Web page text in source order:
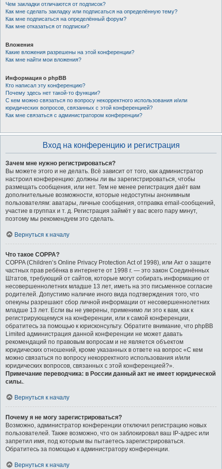
Чем закладки отличаются от подписок?
Как мне сделать закладку или подписаться на определённую тему?
Как мне подписаться на определённый форум?
Как мне отказаться от подписки?
Вложения
Какие вложения разрешены на этой конференции?
Как мне найти мои вложения?
Информация о phpBB
Кто написал эту конференцию?
Почему здесь нет такой-то функции?
С кем можно связаться по вопросу некорректного использования и/или
юридических вопросов, связанных с этой конференцией?
Как мне связаться с администратором конференции?
Вход на конференцию и регистрация
Зачем мне нужно регистрироваться?
Вы можете этого и не делать. Всё зависит от того, как администратор
настроил конференцию: должны ли вы зарегистрироваться, чтобы
размещать сообщения, или нет. Тем не менее регистрация даёт вам
дополнительные возможности, которые недоступны анонимным
пользователям: аватары, личные сообщения, отправка email-сообщений,
участие в группах и т. д. Регистрация займёт у вас всего пару минут,
поэтому мы рекомендуем это сделать.
Вернуться к началу
Что такое COPPA?
COPPA (Children’s Online Privacy Protection Act of 1998), или Акт о защите
частных прав ребёнка в интернете от 1998 г. — это закон Соединённых
Штатов, требующий от сайтов, которые могут собирать информацию от
несовершеннолетних младше 13 лет, иметь на это письменное согласие
родителей. Допустимо наличие иного вида подтверждения того, что
опекуны разрешают сбор личной информации от несовершеннолетних
младше 13 лет. Если вы не уверены, применимо ли это к вам, как к
регистрирующемуся на конференции, или к самой конференции,
обратитесь за помощью к юрисконсульту. Обратите внимание, что phpBB
Limited администрация данной конференции не может давать
рекомендаций по правовым вопросам и не является объектом
юридических отношений, кроме указанных в ответе на вопрос «С кем
можно связаться по вопросу некорректного использования и/или
юридических вопросов, связанных с этой конференцией?».
Примечание переводчика: в России данный акт не имеет юридической
силы..
Вернуться к началу
Почему я не могу зарегистрироваться?
Возможно, администратор конференции отключил регистрацию новых
пользователей. Также возможно, что он заблокировал ваш IP-адрес или
запретил имя, под которым вы пытаетесь зарегистрироваться.
Обратитесь за помощью к администратору конференции.
Вернуться к началу